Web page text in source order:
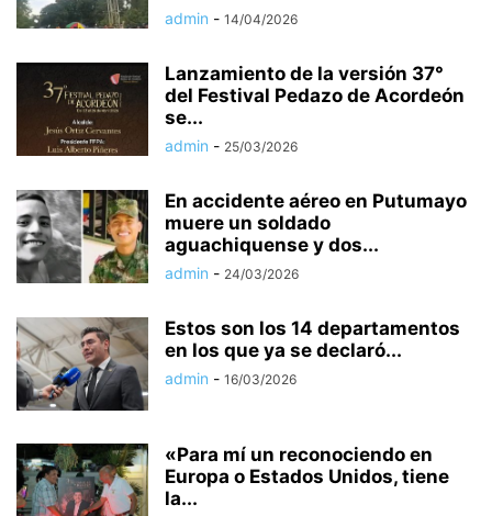
admin - 14/04/2026
Lanzamiento de la versión 37°
del Festival Pedazo de Acordeón
se...
admin - 25/03/2026
En accidente aéreo en Putumayo
muere un soldado
aguachiquense y dos...
admin - 24/03/2026
Estos son los 14 departamentos
en los que ya se declaró...
admin - 16/03/2026
«Para mí un reconociendo en
Europa o Estados Unidos, tiene
la...